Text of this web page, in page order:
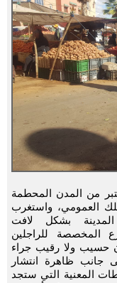
العمومي، واستغرب
بشكل لافت
المخصصة للراجلين
حسيب ولا رقيب جراء
جانب ظاهرة انتشار
المعنية التي ستجد